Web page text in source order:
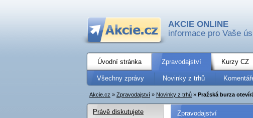
AKCIE ONLINE
informace pro Vaše
Úvodní stránka Zpravodajství Kurzy CZ
Všechny zprávy Novinky z trhů
Akcie.cz » Zpravodajství » Novinky z trhů » Pražská burza
Zpravodajství
Právě diskutujete